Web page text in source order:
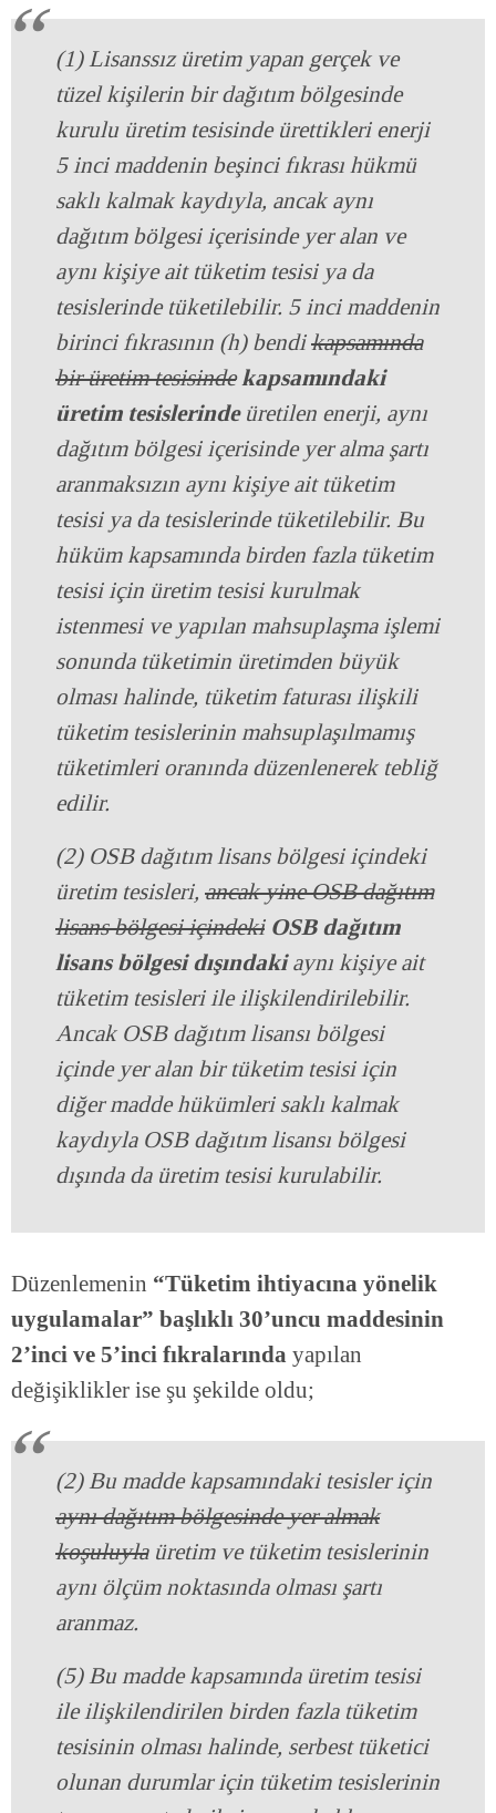
(1) Lisanssız üretim yapan gerçek ve
tüzel kişilerin bir dağıtım bölgesinde
kurulu üretim tesisinde ürettikleri enerji
5 inci maddenin beşinci fıkrası hükmü
saklı kalmak kaydıyla, ancak aynı
dağıtım bölgesi içerisinde yer alan ve
aynı kişiye ait tüketim tesisi ya da
tesislerinde tüketilebilir. 5 inci maddenin
birinci fıkrasının (h) bendikapsamında
bir üretim tesisinde kapsamındaki
üretim tesislerindeüretilen enerji, aynı
dağıtım bölgesi içerisinde yer alma şartı
aranmaksızın aynı kişiye ait tüketim
tesisi ya da tesislerinde tüketilebilir. Bu
hüküm kapsamında birden fazla tüketim
tesisi için üretim tesisi kurulmak
istenmesi ve yapılan mahsuplaşma işlemi
sonunda tüketimin üretimden büyük
olması halinde, tüketim faturası ilişkili
tüketim tesislerinin mahsuplaşılmamış
tüketimleri oranında düzenlenerek tebliğ
edilir.
(2) OSB dağıtım lisans bölgesi içindeki
üretim tesisleri, ancak yine OSB dağıtım
lisans bölgesi içindeki OSB dağıtım
lisans bölgesi dışındakiaynı kişiye ait
tüketim tesisleri ile ilişkilendirilebilir.
Ancak OSB dağıtım lisansı bölgesi
içinde yer alan bir tüketim tesisi için
diğer madde hükümleri saklı kalmak
kaydıyla OSB dağıtım lisansı bölgesi
dışında da üretim tesisi kurulabilir.
Düzenlemenin “Tüketim ihtiyacına yönelik
uygulamalar” başlıklı 30’uncu maddesinin
2’inci ve 5’inci fıkralarında yapılan
değişiklikler ise şu şekilde oldu;
(2) Bu madde kapsamındaki tesisler için
aynı dağıtım bölgesinde yer almak
koşuluylaüretim ve tüketim tesislerinin
aynı ölçüm noktasında olması şartı
aranmaz.
(5) Bu madde kapsamında üretim tesisi
ile ilişkilendirilen birden fazla tüketim
tesisinin olması halinde, serbest tüketici
olunan durumlar için tüketim tesislerinin